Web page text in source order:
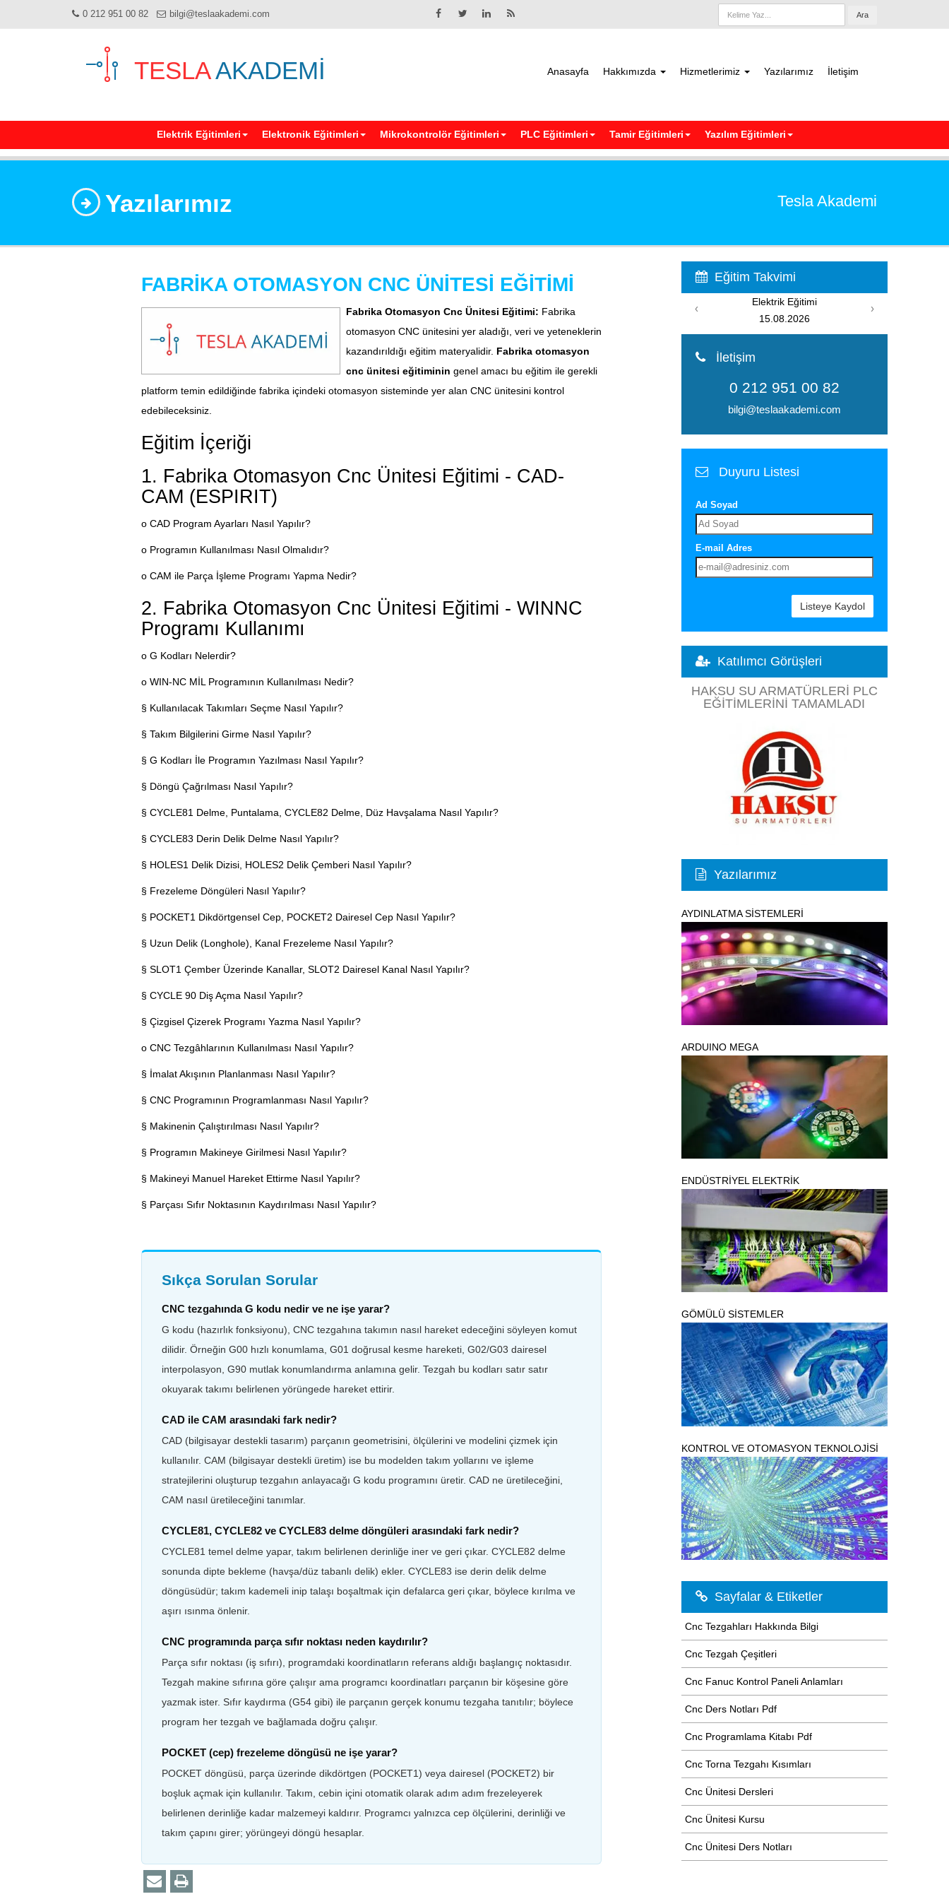
0 212 951 00 82 bilgi@teslaakademi.com Ara
TESLAAKADEMİ Anasayfa Hakkımızda Hizmetlerimiz Yazılarımız İletişim
Elektrik Eğitimleri Elektronik Eğitimleri Mikrokontrolör Eğitimleri PLC Eğitimleri Tamir Eğitimleri Yazılım Eğitimleri
Yazılarımız Tesla Akademi
FABRİKA OTOMASYON CNC ÜNİTESİ EĞİTİMİ
Fabrika Otomasyon Cnc Ünitesi Eğitimi: Fabrika
otomasyon CNC ünitesini yer aladığı, veri ve yeteneklerin
kazandırıldığı eğitim materyalidir. Fabrika otomasyon
cnc ünitesi eğitiminin genel amacı bu eğitim ile gerekli
platform temin edildiğinde fabrika içindeki otomasyon sisteminde yer alan CNC ünitesini kontrol
edebileceksiniz.
Eğitim İçeriği
1. Fabrika Otomasyon Cnc Ünitesi Eğitimi - CAD-
CAM (ESPIRIT)
o CAD Program Ayarları Nasıl Yapılır?
o Programın Kullanılması Nasıl Olmalıdır?
o CAM ile Parça İşleme Programı Yapma Nedir?
2. Fabrika Otomasyon Cnc Ünitesi Eğitimi - WINNC
Programı Kullanımı
o G Kodları Nelerdir?
o WIN-NC MİL Programının Kullanılması Nedir?
§ Kullanılacak Takımları Seçme Nasıl Yapılır?
§ Takım Bilgilerini Girme Nasıl Yapılır?
§ G Kodları İle Programın Yazılması Nasıl Yapılır?
§ Döngü Çağrılması Nasıl Yapılır?
§ CYCLE81 Delme, Puntalama, CYCLE82 Delme, Düz Havşalama Nasıl Yapılır?
§ CYCLE83 Derin Delik Delme Nasıl Yapılır?
§ HOLES1 Delik Dizisi, HOLES2 Delik Çemberi Nasıl Yapılır?
§ Frezeleme Döngüleri Nasıl Yapılır?
§ POCKET1 Dikdörtgensel Cep, POCKET2 Dairesel Cep Nasıl Yapılır?
§ Uzun Delik (Longhole), Kanal Frezeleme Nasıl Yapılır?
§ SLOT1 Çember Üzerinde Kanallar, SLOT2 Dairesel Kanal Nasıl Yapılır?
§ CYCLE 90 Diş Açma Nasıl Yapılır?
§ Çizgisel Çizerek Programı Yazma Nasıl Yapılır?
o CNC Tezgâhlarının Kullanılması Nasıl Yapılır?
§ İmalat Akışının Planlanması Nasıl Yapılır?
§ CNC Programının Programlanması Nasıl Yapılır?
§ Makinenin Çalıştırılması Nasıl Yapılır?
§ Programın Makineye Girilmesi Nasıl Yapılır?
§ Makineyi Manuel Hareket Ettirme Nasıl Yapılır?
§ Parçası Sıfır Noktasının Kaydırılması Nasıl Yapılır?
Sıkça Sorulan Sorular
CNC tezgahında G kodu nedir ve ne işe yarar?
G kodu (hazırlık fonksiyonu), CNC tezgahına takımın nasıl hareket edeceğini söyleyen komut
dilidir. Örneğin G00 hızlı konumlama, G01 doğrusal kesme hareketi, G02/G03 dairesel
interpolasyon, G90 mutlak konumlandırma anlamına gelir. Tezgah bu kodları satır satır
okuyarak takımı belirlenen yörüngede hareket ettirir.
CAD ile CAM arasındaki fark nedir?
CAD (bilgisayar destekli tasarım) parçanın geometrisini, ölçülerini ve modelini çizmek için
kullanılır. CAM (bilgisayar destekli üretim) ise bu modelden takım yollarını ve işleme
stratejilerini oluşturup tezgahın anlayacağı G kodu programını üretir. CAD ne üretileceğini,
CAM nasıl üretileceğini tanımlar.
CYCLE81, CYCLE82 ve CYCLE83 delme döngüleri arasındaki fark nedir?
CYCLE81 temel delme yapar, takım belirlenen derinliğe iner ve geri çıkar. CYCLE82 delme
sonunda dipte bekleme (havşa/düz tabanlı delik) ekler. CYCLE83 ise derin delik delme
döngüsüdür; takım kademeli inip talaşı boşaltmak için defalarca geri çıkar, böylece kırılma ve
aşırı ısınma önlenir.
CNC programında parça sıfır noktası neden kaydırılır?
Parça sıfır noktası (iş sıfırı), programdaki koordinatların referans aldığı başlangıç noktasıdır.
Tezgah makine sıfırına göre çalışır ama programcı koordinatları parçanın bir köşesine göre
yazmak ister. Sıfır kaydırma (G54 gibi) ile parçanın gerçek konumu tezgaha tanıtılır; böylece
program her tezgah ve bağlamada doğru çalışır.
POCKET (cep) frezeleme döngüsü ne işe yarar?
POCKET döngüsü, parça üzerinde dikdörtgen (POCKET1) veya dairesel (POCKET2) bir
boşluk açmak için kullanılır. Takım, cebin içini otomatik olarak adım adım frezeleyerek
belirlenen derinliğe kadar malzemeyi kaldırır. Programcı yalnızca cep ölçülerini, derinliği ve
takım çapını girer; yörüngeyi döngü hesaplar.
Eğitim Takvimi
Elektrik Eğitimi
15.08.2026
‹ ›
İletişim
0 212 951 00 82
bilgi@teslaakademi.com
Duyuru Listesi
Ad Soyad
E-mail Adres
Listeye Kaydol
Katılımcı Görüşleri
HAKSU SU ARMATÜRLERI PLC
EĞITIMLERINI TAMAMLADI
Yazılarımız
AYDINLATMA SİSTEMLERİ
ARDUINO MEGA
ENDÜSTRİYEL ELEKTRİK
GÖMÜLÜ SİSTEMLER
KONTROL VE OTOMASYON TEKNOLOJİSİ
Sayfalar & Etiketler
Cnc Tezgahları Hakkında Bilgi
Cnc Tezgah Çeşitleri
Cnc Fanuc Kontrol Paneli Anlamları
Cnc Ders Notları Pdf
Cnc Programlama Kitabı Pdf
Cnc Torna Tezgahı Kısımları
Cnc Ünitesi Dersleri
Cnc Ünitesi Kursu
Cnc Ünitesi Ders Notları